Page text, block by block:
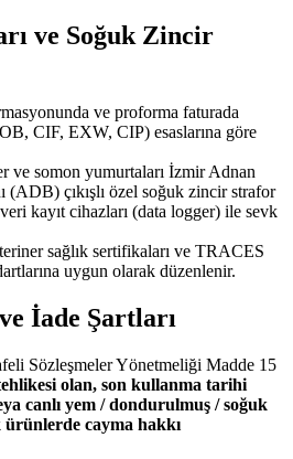
ve Soğuk Zincir
ve proforma faturada
CIF, EXW, CIP) esaslarına göre
ve somon yumurtaları İzmir Adnan
(ADB) çıkışlı özel soğuk zincir strafor
kayıt cihazları (data logger) ile sevk
sağlık sertifikaları ve TRACES
uygun olarak düzenlenir.
İade Şartları
Sözleşmeler Yönetmeliği Madde 15
olan, son kullanma tarihi
canlı yem / dondurulmuş / soğuk
cayma hakkı